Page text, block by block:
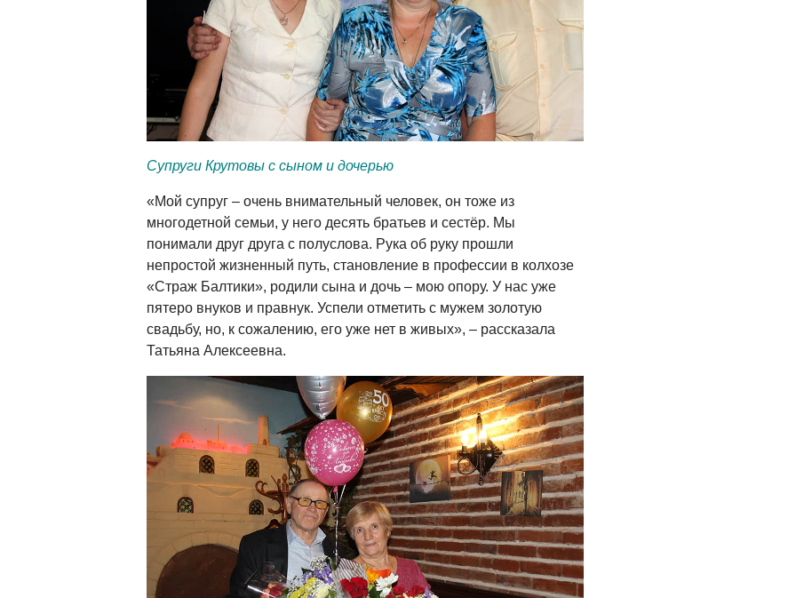
Супруги Крутовы с сыном и дочерью
«Мой супруг – очень внимательный человек, он тоже из
многодетной семьи, у него десять братьев и сестёр. Мы
понимали друг друга с полуслова. Рука об руку прошли
непростой жизненный путь, становление в профессии в колхозе
«Страж Балтики», родили сына и дочь – мою опору. У нас уже
пятеро внуков и правнук. Успели отметить с мужем золотую
свадьбу, но, к сожалению, его уже нет в живых», – рассказала
Татьяна Алексеевна.